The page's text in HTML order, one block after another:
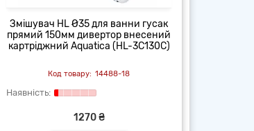
Змішувач HL Ø35 для ванни гусак
прямий 150мм дивертор внесений
картріджний Aquatica (HL-3C130C)
14488-18
1270 ₴